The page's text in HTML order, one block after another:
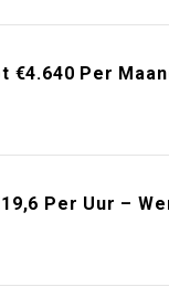
Per
Per Uur –